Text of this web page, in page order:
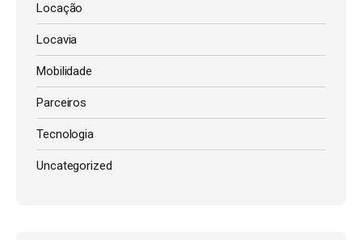
Locação
Locavia
Mobilidade
Parceiros
Tecnologia
Uncategorized